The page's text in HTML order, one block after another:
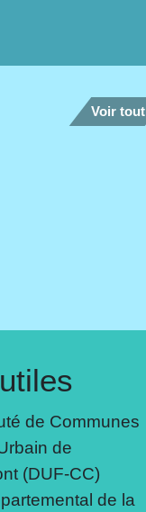
Voir tout
de Communes
de
(DUF-CC)
de la